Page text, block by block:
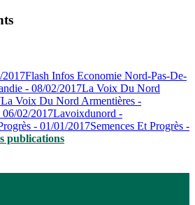
Flash Infos Economie Nord-Pas-De-
- 08/02/2017La Voix Du Nord
La Voix Du Nord Armentières -
02/2017Lavoixdunord -
- 01/01/2017Semences Et Progrès -
publications